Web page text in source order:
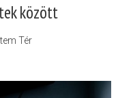
között
Tér